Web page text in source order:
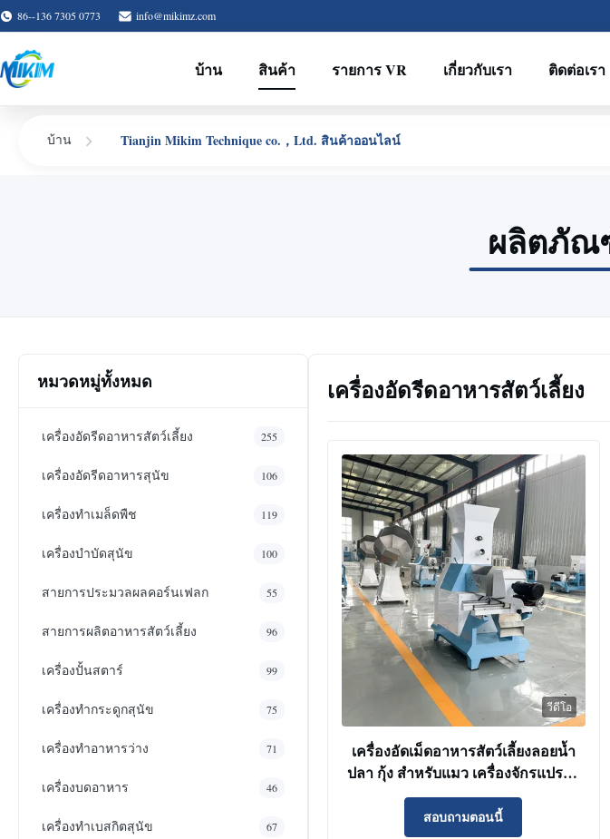
86--136 7305 0773 info@mikimz.com
บ้าน สินค้า รายการ VR เกี่ยวกับเรา ติดต่อเรา
บ้าน Tianjin Mikim Technique co.，Ltd. สินค้าออนไลน์
ผลิตภัณ
หมวดหมู่ทั้งหมด
เครื่องอัดรีดอาหารสัตว์เลี้ยง 255
เครื่องอัดรีดอาหารสุนัข 106
เครื่องทําเมล็ดพืช 119
เครื่องบำบัดสุนัข 100
สายการประมวลผลคอร์นเฟลก 55
สายการผลิตอาหารสัตว์เลี้ยง 96
เครื่องปั้นสตาร์ 99
เครื่องทำกระดูกสุนัข 75
เครื่องทําอาหารว่าง 71
เครื่องบดอาหาร 46
เครื่องทําเบสกิตสุนัข 67
เครื่องอัดรีดอาหารสัตว์เลี้ยง
วีดีโอ
เครื่องอัดเม็ดอาหารสัตว์เลี้ยงลอยน้ำ
ปลา กุ้ง สำหรับแมว เครื่องจักรแปรรูป
อาหารสุนัขสำหรับใช้ในบ้าน
สอบถามตอนนี้